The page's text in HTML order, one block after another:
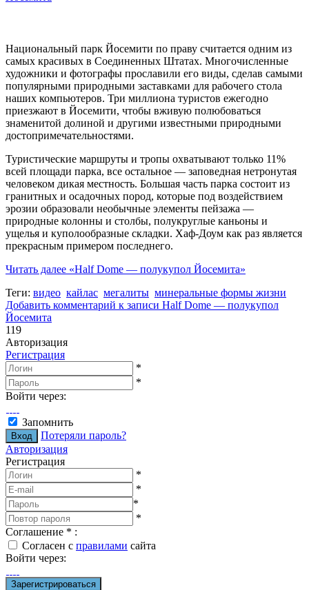
Национальный парк Йосемити по праву считается одним из
самых красивых в Соединенных Штатах. Многочисленные
художники и фотографы прославили его виды, сделав самыми
популярными природными заставками для рабочего стола
наших компьютеров. Три миллиона туристов ежегодно
приезжают в Йосемити, чтобы вживую полюбоваться
знаменитой долиной и другими известными природными
достопримечательностями.
Туристические маршруты и тропы охватывают только 11%
всей площади парка, все остальное — заповедная нетронутая
человеком дикая местность. Большая часть парка состоит из
гранитных и осадочных пород, которые под воздействием
эрозии образовали необычные элементы пейзажа —
природные колонны и столбы, полукруглые каньоны и
ущелья и куполообразные складки. Хаф-Доум как раз является
прекрасным примером последнего.
Читать далее «Half Dome — полукупол Йосемита»
Теги: видео кайлас мегалиты минеральные формы жизни
Добавить комментарий к записи Half Dome — полукупол
Йосемита
119
Авторизация
Регистрация
*
*
Войти через:
Запомнить
Потеряли пароль?
Авторизация
Регистрация
*
*
*
*
Соглашение * :
Согласен с правилами сайта
Войти через: